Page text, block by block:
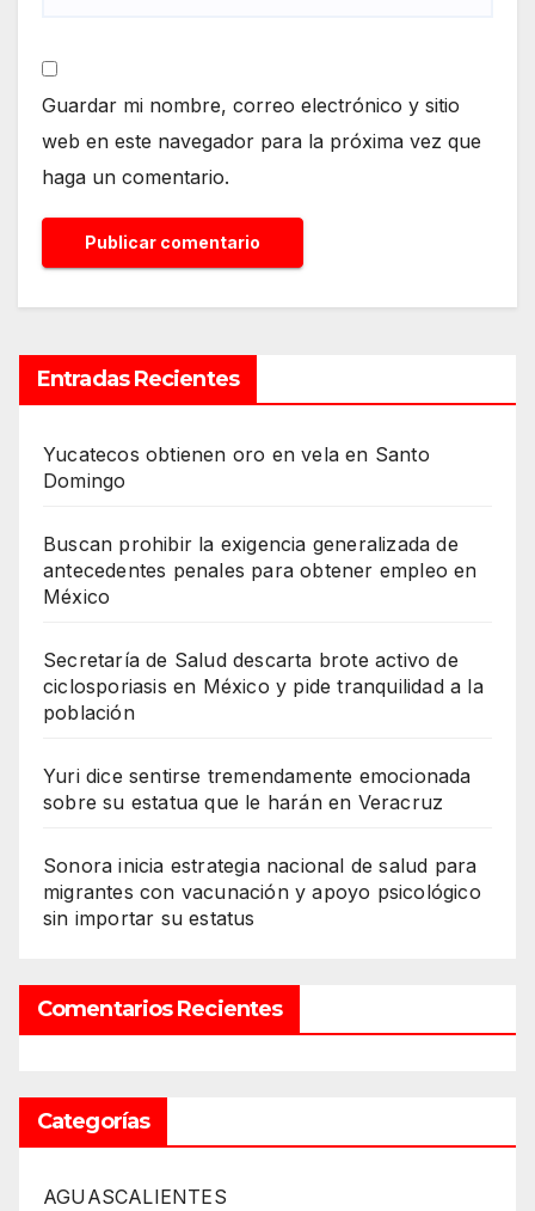
Guardar mi nombre, correo electrónico y sitio
web en este navegador para la próxima vez que
haga un comentario.
Entradas Recientes
Yucatecos obtienen oro en vela en Santo
Domingo
Buscan prohibir la exigencia generalizada de
antecedentes penales para obtener empleo en
México
Secretaría de Salud descarta brote activo de
ciclosporiasis en México y pide tranquilidad a la
población
Yuri dice sentirse tremendamente emocionada
sobre su estatua que le harán en Veracruz
Sonora inicia estrategia nacional de salud para
migrantes con vacunación y apoyo psicológico
sin importar su estatus
Comentarios Recientes
Categorías
AGUASCALIENTES